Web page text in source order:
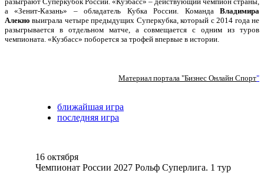
а «Зенит-Казань» – обладатель Кубка России. Команда Владимира
Алекно выиграла четыре предыдущих Суперкубка, который с 2014 года не
разыгрывается в отдельном матче, а совмещается с одним из туров
чемпионата. «Кузбасс» поборется за трофей впервые в истории.
Материал портала "Бизнес Онлайн Спорт"
ближайшая игра
последняя игра
16 октября
Чемпионат России 2027 Рольф Суперлига. 1 тур